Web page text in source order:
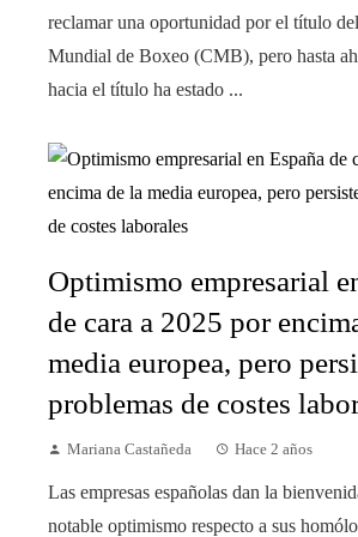
reclamar una oportunidad por el título
Mundial de Boxeo (CMB), pero hasta
hacia el título ha estado ...
Optimismo empresarial
de cara a 2025 por
media europea, pero
problemas de costes
Mariana Castañeda Hace 2 años
Las empresas españolas dan la
notable optimismo respecto a sus